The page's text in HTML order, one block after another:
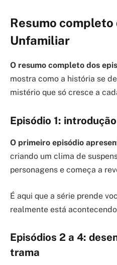
Resumo
Unfamiliar
O resumo completo dos
mostra como a história se
mistério que só cresce a
Episódio 1:
O primeiro episódio
criando um clima de
personagens e começa a
É aqui que a série prende
realmente está
Episódios 2 a 4:
trama